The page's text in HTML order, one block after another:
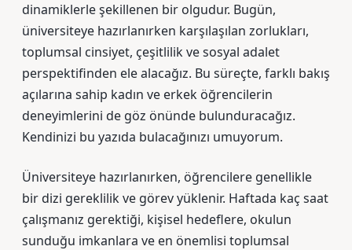
dinamiklerle şekillenen bir olgudur. Bugün,
üniversiteye hazırlanırken karşılaşılan zorlukları,
toplumsal cinsiyet, çeşitlilik ve sosyal adalet
perspektifinden ele alacağız. Bu süreçte, farklı bakış
açılarına sahip kadın ve erkek öğrencilerin
deneyimlerini de göz önünde bulunduracağız.
Kendinizi bu yazıda bulacağınızı umuyorum.
Üniversiteye hazırlanırken, öğrencilere genellikle
bir dizi gereklilik ve görev yüklenir. Haftada kaç saat
çalışmanız gerektiği, kişisel hedeflere, okulun
sunduğu imkanlara ve en önemlisi toplumsal